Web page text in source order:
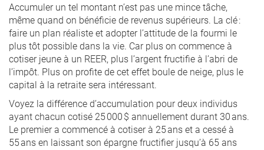
Accumuler un tel montant n’est pas une mince tâche,
même quand on bénéficie de revenus supérieurs. La clé :
faire un plan réaliste et adopter l’attitude de la fourmi le
plus tôt possible dans la vie. Car plus on commence à
cotiser jeune à un REER, plus l’argent fructifie à l’abri de
l’impôt. Plus on profite de cet effet boule de neige, plus le
capital à la retraite sera intéressant.
Voyez la différence d’accumulation pour deux individus
ayant chacun cotisé 25 000 $ annuellement durant 30 ans.
Le premier a commencé à cotiser à 25 ans et a cessé à
55 ans en laissant son épargne fructifier jusqu’à 65 ans